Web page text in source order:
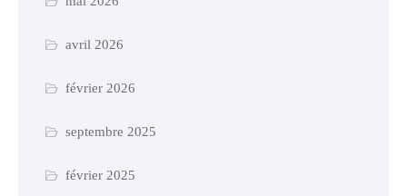
avril 2026
février 2026
septembre 2025
février 2025